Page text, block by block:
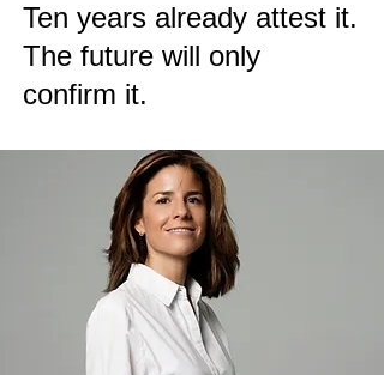
Ten years already attest it.
The future will only
confirm it.